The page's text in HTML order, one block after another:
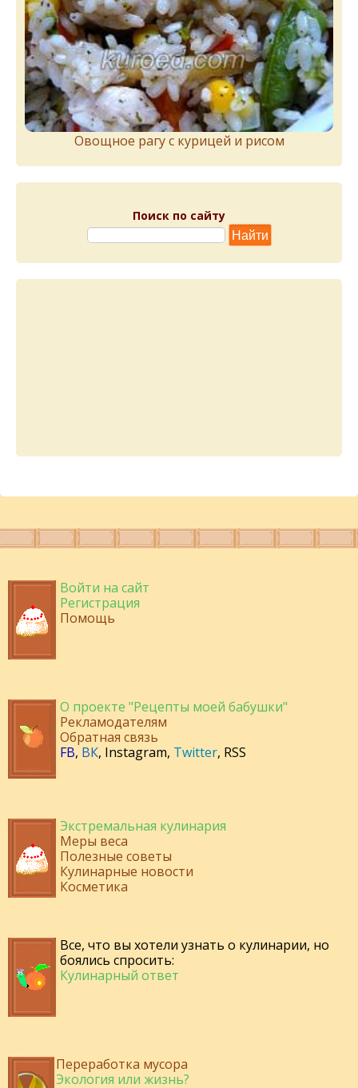
Овощное рагу с курицей и рисом
Поиск по сайту
Войти на сайт
Регистрация
Помощь
О проекте "Рецепты моей бабушки"
Рекламодателям
Обратная связь
FB, ВК, Instagram, Twitter, RSS
Экстремальная кулинария
Меры веса
Полезные советы
Кулинарные новости
Косметика
Все, что вы хотели узнать о кулинарии, но
боялись спросить:
Кулинарный ответ
Переработка мусора
Экология или жизнь?